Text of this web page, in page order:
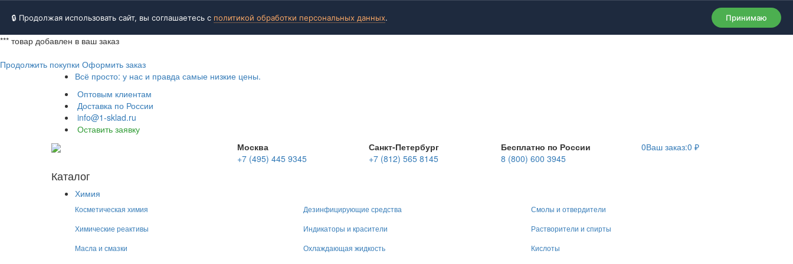
🔒 Продолжая использовать сайт, вы соглашаетесь с политикой обработки персональных данных. Принимаю
*** товар добавлен в ваш заказ
Продолжить покупки Оформить заказ
Всё просто: у нас и правда самые низкие цены.
Оптовым клиентам
Доставка по России
info@1-sklad.ru
Оставить заявку
Москва
+7 (495) 445 9345
Санкт-Петербург
+7 (812) 565 8145
Бесплатно по России
8 (800) 600 3945
0Ваш заказ:0 ₽
Каталог
Химия
Косметическая химия Дезинфицирующие средства
Смолы и отвердители
Химические реактивы
Индикаторы и красители
Растворители и спирты
Масла и смазки
Охлаждающая жидкость
Кислоты